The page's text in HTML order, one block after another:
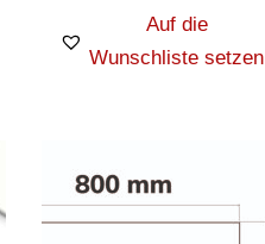
Auf die
Wunschliste setzen